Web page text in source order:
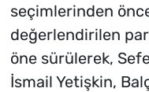
seçimlerinden
değerlendirilen
öne sürülerek,
İsmail Yetişkin,